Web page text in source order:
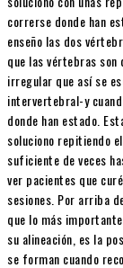
correrse donde han
enseño las dos
que las vértebras son
irregular que así se
intervertebral-y
donde han estado.
soluciono repitiendo
suficiente de veces
ver pacientes que
sesiones. Por arriba
que lo más
su alineación, es la
se forman cuando